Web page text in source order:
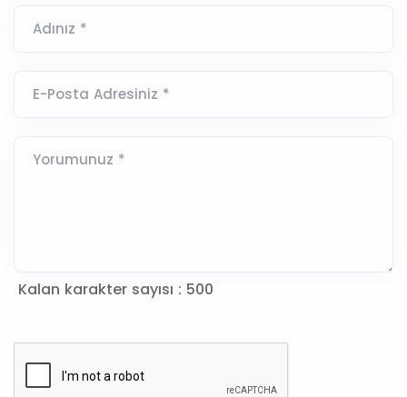
Adınız *
E-Posta Adresiniz *
Kalan karakter sayısı : 500
Yorumunuz *